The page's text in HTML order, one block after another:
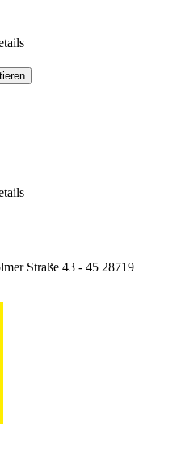
Straße 43 - 45 28719